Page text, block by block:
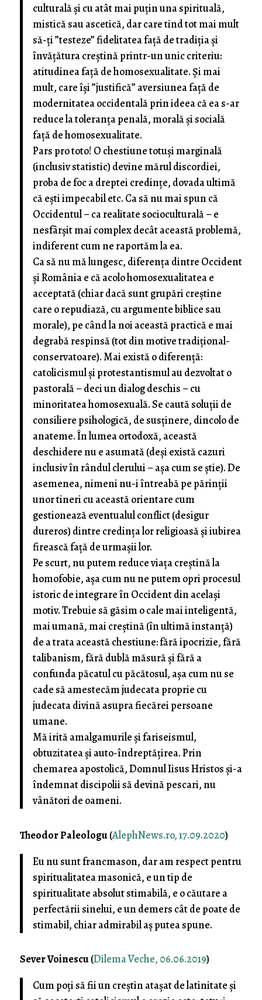
culturală și cu atât mai puțin una spirituală,
mistică sau ascetică, dar care tind tot mai mult
să-ți ”testeze” fidelitatea față de tradiția și
învățătura creștină printr-un unic criteriu:
atitudinea față de homosexualitate. Și mai
mult, care își ”justifică” aversiunea față de
modernitatea occidentală prin ideea că ea s-ar
reduce la toleranța penală, morală și socială
față de homosexualitate.
Pars pro toto! O chestiune totuși marginală
(inclusiv statistic) devine mărul discordiei,
proba de foc a dreptei credințe, dovada ultimă
că ești impecabil etc. Ca să nu mai spun că
Occidentul – ca realitate socioculturală – e
nesfârșit mai complex decât această problemă,
indiferent cum ne raportăm la ea.
Ca să nu mă lungesc, diferența dintre Occident
și România e că acolo homosexualitatea e
acceptată (chiar dacă sunt grupări creștine
care o repudiază, cu argumente biblice sau
morale), pe când la noi această practică e mai
degrabă respinsă (tot din motive tradițional-
conservatoare). Mai există o diferență:
catolicismul și protestantismul au dezvoltat o
pastorală – deci un dialog deschis – cu
minoritatea homosexuală. Se caută soluții de
consiliere psihologică, de susținere, dincolo de
anateme. În lumea ortodoxă, această
deschidere nu e asumată (deși există cazuri
inclusiv în rândul clerului – așa cum se știe). De
asemenea, nimeni nu-i întreabă pe părinții
unor tineri cu această orientare cum
gestionează eventualul conflict (desigur
dureros) dintre credința lor religioasă și iubirea
firească față de urmașii lor.
Pe scurt, nu putem reduce viața creștină la
homofobie, așa cum nu ne putem opri procesul
istoric de integrare în Occident din același
motiv. Trebuie să găsim o cale mai inteligentă,
mai umană, mai creștină (în ultimă instanță)
de a trata această chestiune: fără ipocrizie, fără
talibanism, fără dublă măsură și fără a
confunda păcatul cu păcătosul, așa cum nu se
cade să amestecăm judecata proprie cu
judecata divină asupra fiecărei persoane
umane.
Mă irită amalgamurile și fariseismul,
obtuzitatea și auto-îndreptățirea. Prin
chemarea apostolică, Domnul Iisus Hristos și-a
îndemnat discipolii să devină pescari, nu
vânători de oameni.
Theodor Paleologu(AlephNews.ro, 17.09.2020)
Eu nu sunt francmason, dar am respect pentru
spiritualitatea masonică, e un tip de
spiritualitate absolut stimabilă, e o căutare a
perfectării sinelui, e un demers cât de poate de
stimabil, chiar admirabil aş putea spune.
Sever Voinescu(Dilema Veche, 06.06.2019)
Cum poți să fii un creștin atașat de latinitate și